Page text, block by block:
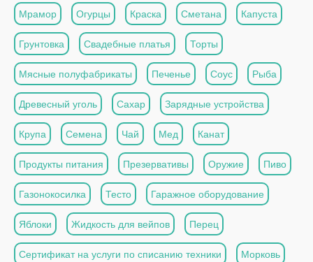
Мрамор Огурцы Краска Сметана Капуста
Грунтовка Свадебные платья Торты
Мясные полуфабрикаты Печенье Соус Рыба
Древесный уголь Сахар Зарядные устройства
Крупа Семена Чай Мед Канат
Продукты питания Презервативы Оружие Пиво
Газонокосилка Тесто Гаражное оборудование
Яблоки Жидкость для вейпов Перец
Сертификат на услуги по списанию техники Морковь